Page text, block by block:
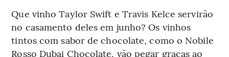
Que vinho Taylor Swift e Travis Kelce servirão
no casamento deles em junho? Os vinhos
tintos com sabor de chocolate, como o Nobile
Rosso Dubai Chocolate, vão pegar graças ao